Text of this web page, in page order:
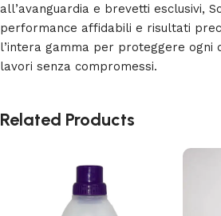
all’avanguardia e brevetti esclusivi,
performance affidabili e risultati
l’intera gamma per proteggere ogni
lavori senza compromessi.
Related Products